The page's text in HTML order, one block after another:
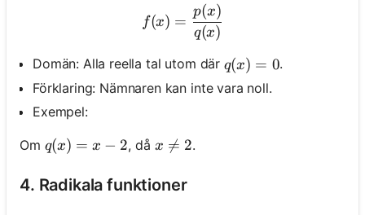
f(x)=\frac{p(x)}{q(x)}
f(x) =
q(x)
p(x)
Domän: Alla reella tal utom där q(x)=0
q(x) = 0.
Förklaring: Nämnaren kan inte vara noll.
Exempel:
Om q(x)=x-2
q(x) = x − 2, då x \neq 2
x 
= 2.
4. Radikala funktioner